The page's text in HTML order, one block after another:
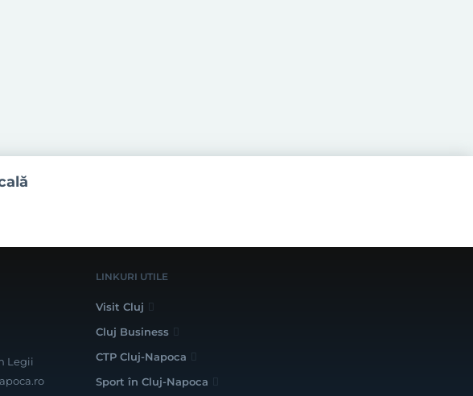
Legii
LINKURI UTILE
Visit Cluj
Cluj Business
CTP Cluj-Napoca
Sport în Cluj-Napoca